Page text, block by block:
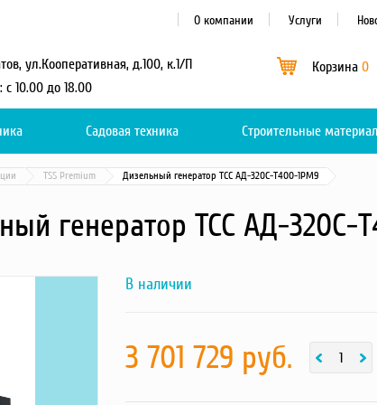
ул.Кооперативная, д.100, к.1/П
с 10.00 до 18.00
Корзина 0
О компании Услуги
Каталог 0
Садовая техника Строительные
TSS Premium Дизельный генератор ТСС АД-320С-Т400-1РМ9
генератор ТСС АД-320С-
00ccddc35c04c966220b7a56fce7a019
В наличии
3 701 729 руб.